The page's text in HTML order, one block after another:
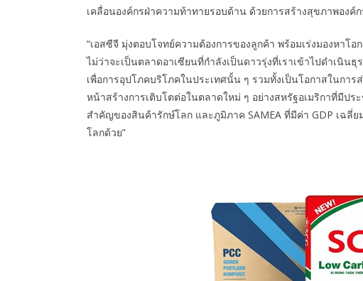
เคลื่อนองค์กรฝ่าความท้าทายรอบด้าน ด้วยการสร้างสุขภาพองค์
“เอสซีจี มุ่งตอบโจทย์ความต้องการของลูกค้า พร้อมเร่งมองหาโ
ไม่ว่าจะเป็นตลาดอาเซียนที่กำลังเป็นดาวรุ่งที่เราเข้าไปดำเนิ
เพื่อการอุปโภคบริโภคในประเทศนั้น ๆ รวมทั้งเป็นโอกาสในกา
หน้าสร้างการเติบโตต่อในตลาดใหม่ ๆ อย่างสหรัฐอเมริกาที่มีป
สำคัญของสินค้ารักษ์โลก และภูมิภาค SAMEA ที่มีค่า GDP เฉลี่
โลกด้วย”